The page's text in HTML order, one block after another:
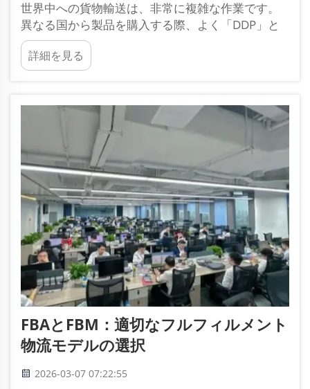
世界中への貨物輸送は、非常に複雑な作業です。
異なる国から製品を購入する際、よく「DDP」と
「DAP」という二つの用語を目にするでしょう。
DDPは「関税支払済み納入（Delivered Duty
Paid）」を意味し、DAPは「指定場所納入
つの用語は、ビジネスにおいて極めて重要です…
詳細を見る
FBAとFBM：適切なフルフィルメント
物流モデルの選択
2026-03-07 07:22:55